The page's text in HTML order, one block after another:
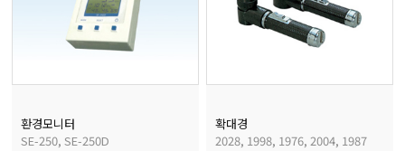
환경모니터
SE-250, SE-250D
확대경
2028, 1998, 1976, 2004, 1987